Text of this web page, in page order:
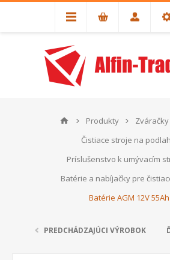
Produkty
Čistiace stroje na
Príslušenstvo k umývacím
Batérie a nabíjačky pre
Batérie AGM 12V 55Ah
PREDCHÁDZAJÚCI VÝROBOK